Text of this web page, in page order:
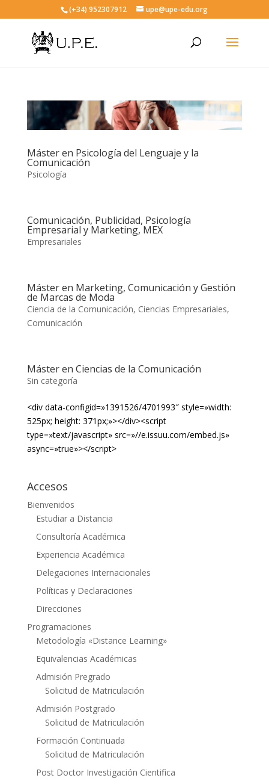
(+34) 952307912 upe@upe-edu.org
Máster en Psicología del Lenguaje y la
Comunicación
Psicología
Comunicación, Publicidad, Psicología
Empresarial y Marketing, MEX
Empresariales
Máster en Marketing, Comunicación y Gestión
de Marcas de Moda
Ciencia de la Comunicación, Ciencias Empresariales,
Comunicación
Máster en Ciencias de la Comunicación
Sin categoría
<div data-configid=»1391526/4701993″ style=»width:
525px; height: 371px;»></div><script
type=»text/javascript» src=»//e.issuu.com/embed.js»
async=»true»></script>
Accesos
Bienvenidos
Estudiar a Distancia
Consultoría Académica
Experiencia Académica
Delegaciones Internacionales
Políticas y Declaraciones
Direcciones
Programaciones
Metodología «Distance Learning»
Equivalencias Académicas
Admisión Pregrado
Solicitud de Matriculación
Admisión Postgrado
Solicitud de Matriculación
Formación Continuada
Solicitud de Matriculación
Post Doctor Investigación Cientifica